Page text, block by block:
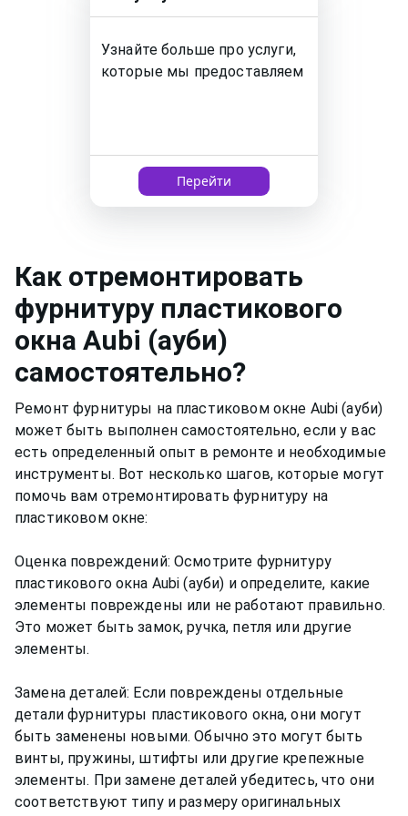
Узнайте больше про услуги,
которые мы предоставляем
Перейти
Как отремонтировать
фурнитуру пластикового
окна Aubi (ауби)
самостоятельно?
Ремонт фурнитуры на пластиковом окне Aubi (ауби)
может быть выполнен самостоятельно, если у вас
есть определенный опыт в ремонте и необходимые
инструменты. Вот несколько шагов, которые могут
помочь вам отремонтировать фурнитуру на
пластиковом окне:
Оценка повреждений: Осмотрите фурнитуру
пластикового окна Aubi (ауби) и определите, какие
элементы повреждены или не работают правильно.
Это может быть замок, ручка, петля или другие
элементы.
Замена деталей: Если повреждены отдельные
детали фурнитуры пластикового окна, они могут
быть заменены новыми. Обычно это могут быть
винты, пружины, штифты или другие крепежные
элементы. При замене деталей убедитесь, что они
соответствуют типу и размеру оригинальных